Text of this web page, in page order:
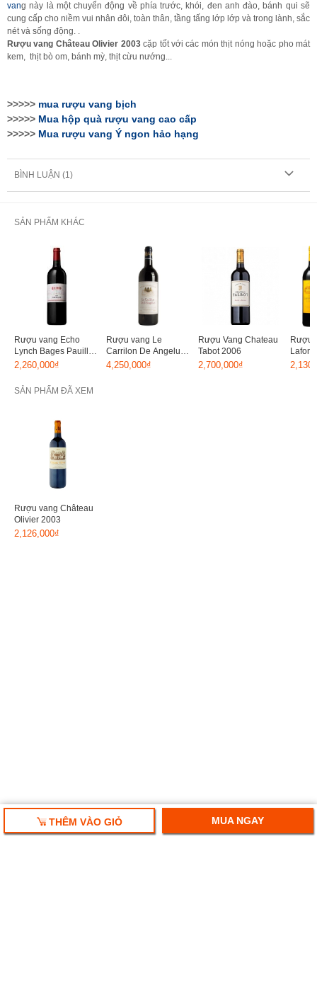
vang này là một chuyển động về phía trước, khói, đen anh đào, bánh qui sẽ
cung cấp cho niềm vui nhân đôi, toàn thân, tầng tấng lớp lớp và trong lành, sắc
nét và sống động. .
Rượu vang Château Olivier 2003cặp tốt với các món thịt nóng hoặc pho mát
kem, thịt bò om, bánh mỳ, thịt cừu nướng...
>>>>> mua rượu vang bịch
>>>>> Mua hộp quà rượu vang cao cấp
>>>>> Mua rượu vang Ý ngon hảo hạng
BÌNH LUẬN (1)
SẢN PHẨM KHÁC
Rượu vang Echo
Lynch Bages Pauillac
2012
2,260,000₫
Rượu vang Le
Carrilon De Angelus
2010
4,250,000₫
Rượu Vang Chateau
Tabot 2006
2,700,000₫
Rượu
Lafon
SẢN PHẨM ĐÃ XEM
Rượu vang Château
Olivier 2003
2,126,000₫
THÊM VÀO GIỎ MUA NGAY